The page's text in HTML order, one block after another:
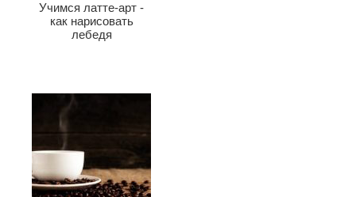
Учимся латте-арт -
как нарисовать
лебедя